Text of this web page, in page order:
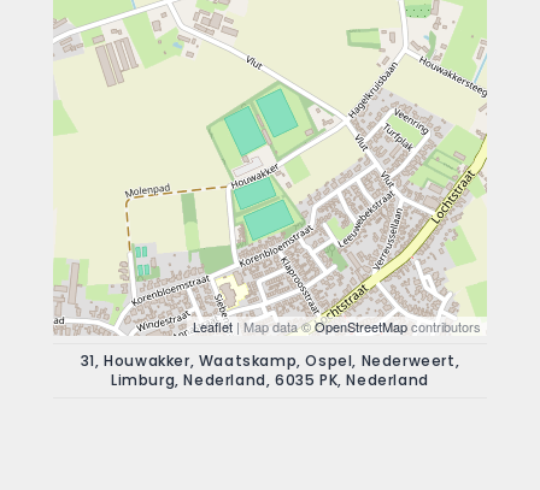
Leaflet | Map data ©OpenStreetMapcontributors
31, Houwakker, Waatskamp, Ospel, Nederweert,
Limburg, Nederland, 6035 PK, Nederland